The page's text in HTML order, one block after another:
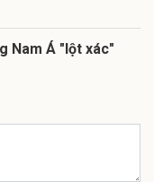
Nam Á "lột xác"